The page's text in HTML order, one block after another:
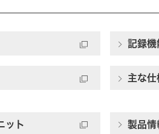
記録機
主な仕
ット 製品情